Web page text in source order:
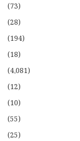
(73)
(28)
(194)
(18)
(4،081)
(12)
(10)
(55)
(25)